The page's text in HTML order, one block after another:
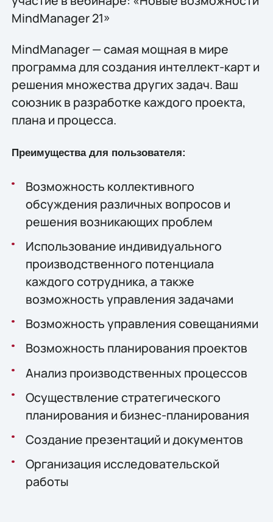
MindManager 21»
MindManager — самая мощная в мире
программа для создания интеллект-карт и
решения множества других задач. Ваш
союзник в разработке каждого проекта,
плана и процесса.
Преимущества для пользователя:
Возможность коллективного
обсуждения различных вопросов и
решения возникающих проблем
Использование индивидуального
производственного потенциала
каждого сотрудника, а также
возможность управления задачами
Возможность управления совещаниями
Возможность планирования проектов
Анализ производственных процессов
Осуществление стратегического
планирования и бизнес-планирования
Создание презентаций и документов
Организация исследовательской
работы